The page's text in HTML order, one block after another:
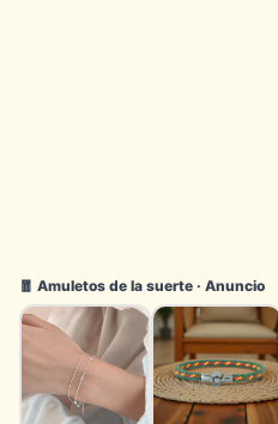
🧧 Amuletos de la suerte · Anuncio